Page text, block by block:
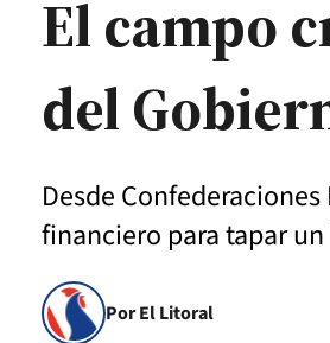
El campo
del
Desde
financiero para tapar
Por El Litoral